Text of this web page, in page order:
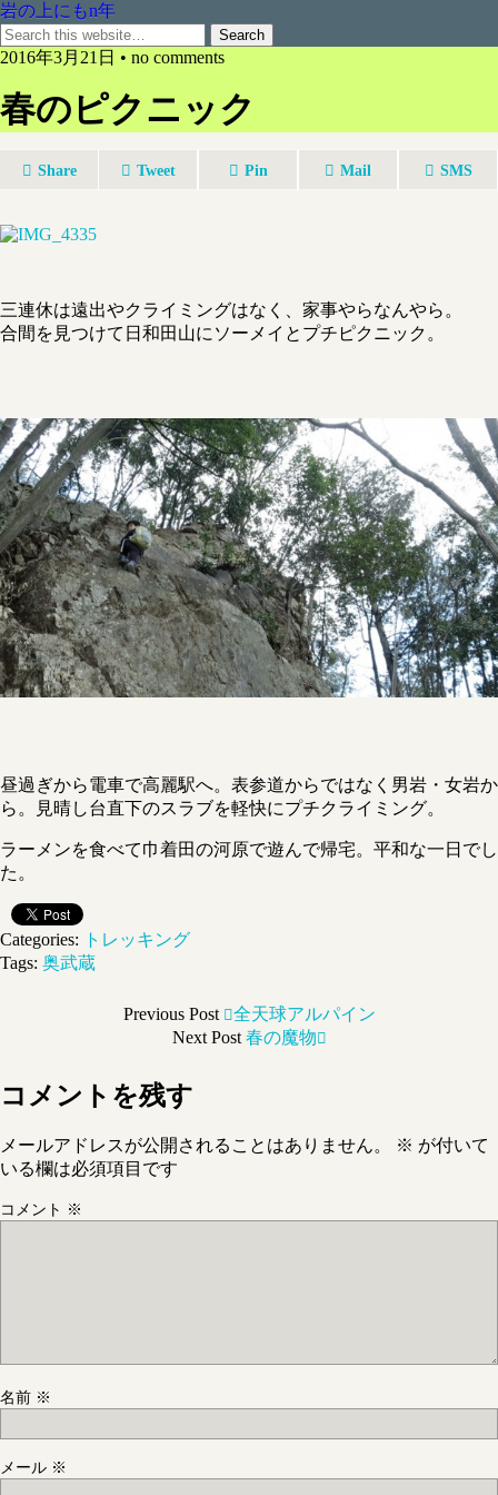
岩の上にもn年
2016年3月21日 • no comments
春のピクニック
Share Tweet Pin Mail SMS
三連休は遠出やクライミングはなく、家事やらなんやら。
合間を見つけて日和田山にソーメイとプチピクニック。
昼過ぎから電車で高麗駅へ。表参道からではなく男岩・女岩か
ら。見晴し台直下のスラブを軽快にプチクライミング。
ラーメンを食べて巾着田の河原で遊んで帰宅。平和な一日でし
た。
Categories:
トレッキング
Tags: 奥武蔵
Previous Post
全天球アルパイン
Next Post 春の魔物
コメントを残す
メールアドレスが公開されることはありません。 ※ が付いて
いる欄は必須項目です
コメント ※
名前 ※
メール ※